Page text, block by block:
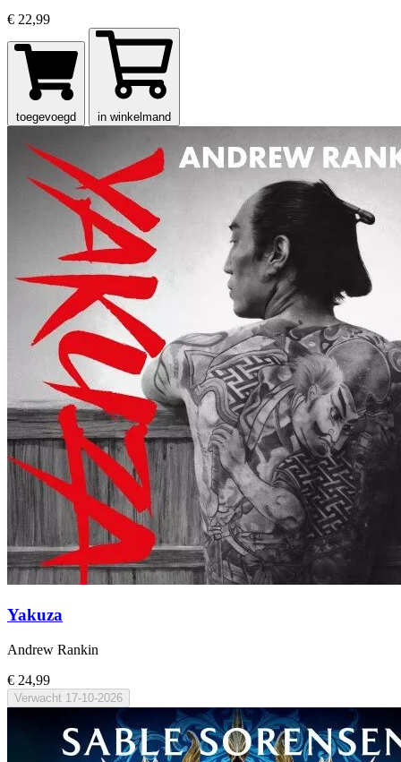
€ 22,99
toegevoegd in winkelmand
Yakuza
Andrew Rankin
€ 24,99
Verwacht 17-10-2026